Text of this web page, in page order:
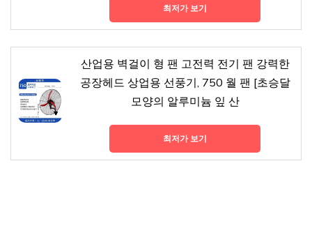
최저가 보기
산업용 벽걸이 형 팬 고전력 전기 팬 강력한
공장헤드 상업용 선풍기, 750 월 팬 [초승달
모양의 알루미늄 잎 산
최저가 보기